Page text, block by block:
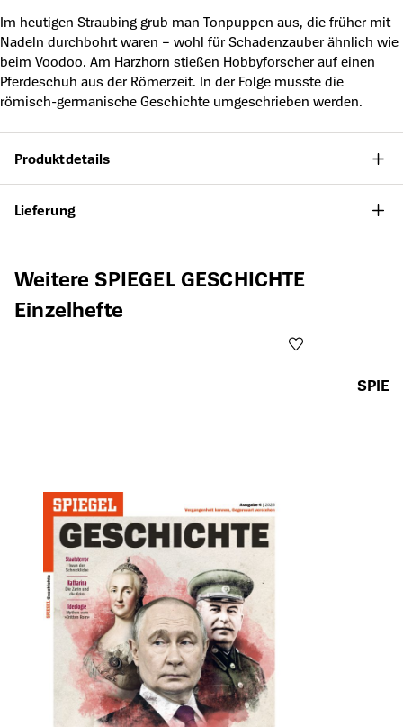
Im heutigen Straubing grub man Tonpuppen aus, die früher mit
Nadeln durchbohrt waren – wohl für Schadenzauber ähnlich wie
beim Voodoo. Am Harzhorn stießen Hobbyforscher auf einen
Pferdeschuh aus der Römerzeit. In der Folge musste die
römisch-germanische Geschichte umgeschrieben werden.
Produktdetails
Lieferung
Produktgalerie überspringen
Weitere SPIEGEL GESCHICHTE
Einzelhefte